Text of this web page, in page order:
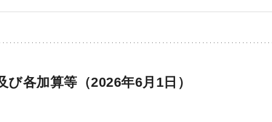
び各加算等（2026年6月1日）